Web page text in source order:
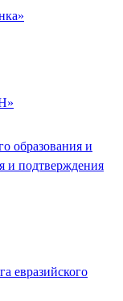
образования и
и подтверждения
евразийского